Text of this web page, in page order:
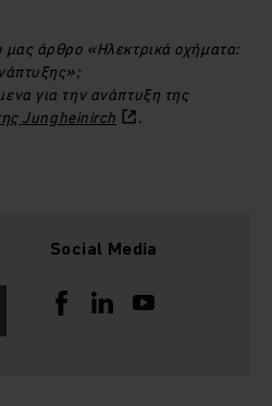
μας άρθρο «Ηλεκτρικά οχήματα:
για την ανάπτυξη της
Jungheinirch .
Social Media